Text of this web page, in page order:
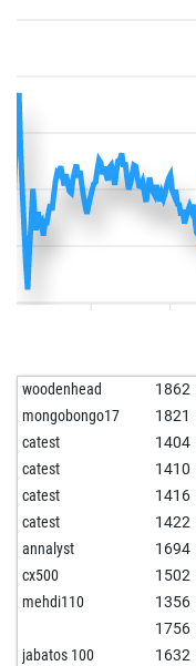
woodenhead 1862
mongobongo17 1821
catest 1404
catest 1410
catest 1416
catest 1422
annalyst 1694
cx500 1502
mehdi110 1356
1756
jabatos 100 1632